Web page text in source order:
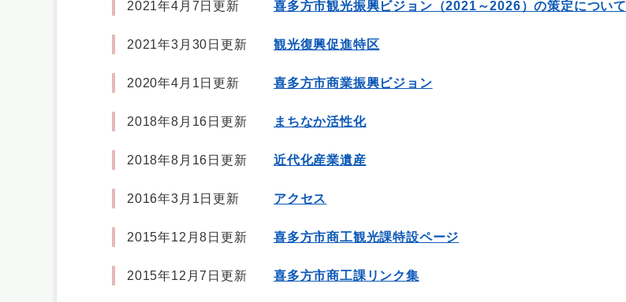
2021年4月7日更新 喜多方市観光振興ビジョン（2021～2026）の策定について
2021年3月30日更新 観光復興促進特区
2020年4月1日更新 喜多方市商業振興ビジョン
2018年8月16日更新 まちなか活性化
2018年8月16日更新 近代化産業遺産
2016年3月1日更新 アクセス
2015年12月8日更新 喜多方市商工観光課特設ページ
2015年12月7日更新 喜多方市商工課リンク集